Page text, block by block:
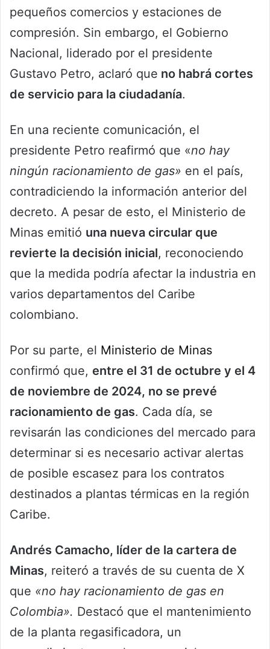
pequeños comercios y estaciones de
compresión. Sin embargo, el Gobierno
Nacional, liderado por el presidente
Gustavo Petro, aclaró que no habrá cortes
de servicio para la ciudadanía.
En una reciente comunicación, el
presidente Petro reafirmó que «no hay
ningún racionamiento de gas» en el país,
contradiciendo la información anterior del
decreto. A pesar de esto, el Ministerio de
Minas emitió una nueva circular que
revierte la decisión inicial, reconociendo
que la medida podría afectar la industria en
varios departamentos del Caribe
colombiano.
Por su parte, el Ministerio de Minas
confirmó que, entre el 31 de octubre y el 4
de noviembre de 2024, no se prevé
racionamiento de gas. Cada día, se
revisarán las condiciones del mercado para
determinar si es necesario activar alertas
de posible escasez para los contratos
destinados a plantas térmicas en la región
Caribe.
Andrés Camacho, líder de la cartera de
Minas, reiteró a través de su cuenta de X
que «no hay racionamiento de gas en
Colombia». Destacó que el mantenimiento
de la planta regasificadora, un